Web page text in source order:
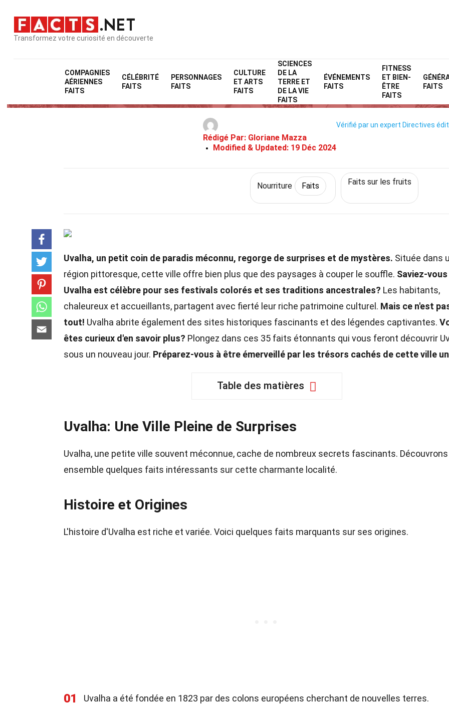
Transformez votre curiosité en découverte
COMPAGNIES
AÉRIENNES
FAITS
CÉLÉBRITÉ
FAITS
PERSONNAGES
FAITS
CULTURE
ET ARTS
FAITS
SCIENCES
DE LA
TERRE ET
DE LA VIE
FAITS
ÉVÉNEMENTS
FAITS
FITNESS
ET BIEN-
ÊTRE
FAITS
FAITS
Home Style de vie NourritureFaits
35 Faits Sur Uvalha
Rédigé Par: Gloriane Mazza
Modified & Updated: 19 Déc 2024
Vérifié par un expert Directives
Nourriture Faits Faits sur les fruits
Uvalha, un petit coin de paradis méconnu, regorge de surprises et de mystères. Située dans
région pittoresque, cette ville offre bien plus que des paysages à couper le souffle. Saviez-
Uvalha est célèbre pour ses festivals colorés et ses traditions ancestrales? Les habitants,
chaleureux et accueillants, partagent avec fierté leur riche patrimoine culturel. Mais ce n'est
tout! Uvalha abrite également des sites historiques fascinants et des légendes captivantes.
êtes curieux d'en savoir plus? Plongez dans ces 35 faits étonnants qui vous feront découvrir
sous un nouveau jour. Préparez-vous à être émerveillé par les trésors cachés de cette ville
Table des matières
Uvalha: Une Ville Pleine de Surprises
Uvalha, une petite ville souvent méconnue, cache de nombreux secrets fascinants. Découvrons
ensemble quelques faits intéressants sur cette charmante localité.
Histoire et Origines
L'histoire d'Uvalha est riche et variée. Voici quelques faits marquants sur ses origines.
01 Uvalha a été fondée en 1823 par des colons européens cherchant de nouvelles terres.